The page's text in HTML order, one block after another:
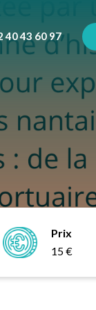
40 43 60 97
Prix
15 €